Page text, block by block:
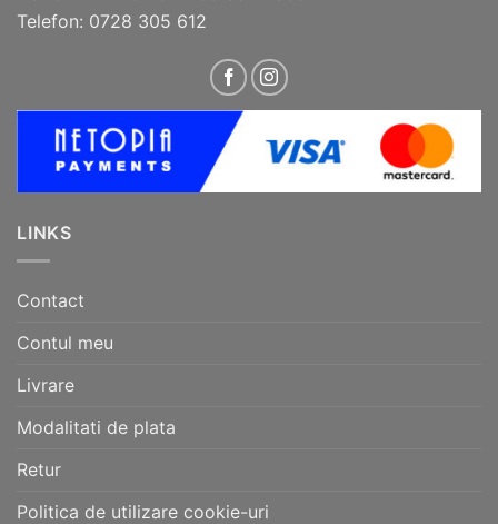
Telefon: 0728 305 612
LINKS
Contact
Contul meu
Livrare
Modalitati de plata
Retur
Politica de utilizare cookie-uri